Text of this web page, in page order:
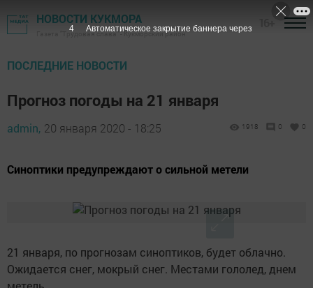
НОВОСТИ КУКМОРА
Газета "Трудовая слава" - Кукморский район
ПОСЛЕДНИЕ НОВОСТИ
Прогноз погоды на 21 января
admin, 20 января 2020 - 18:25 1918 0 0
Синоптики предупреждают о сильной метели
21 января, по прогнозам синоптиков, будет облачно.
Ожидается снег, мокрый снег. Местами гололед, днем
3 Автоматическое закрытие баннера через